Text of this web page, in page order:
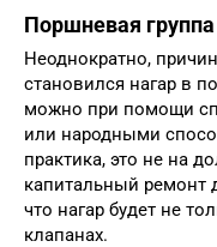
Поршневая группа
Неоднократно,
становился нагар в
можно при помощи
или народными
практика, это не на
капитальный ремонт
что нагар будет не
клапанах.